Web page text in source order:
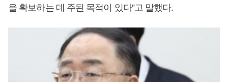
을 확보하는 데 주된 목적이 있다”고 말했다.